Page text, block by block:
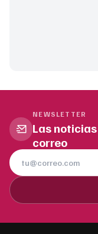
NEWSLETTER
Las
correo